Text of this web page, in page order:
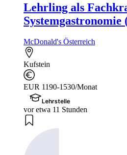
Lehrling als
Systemgastronomie
McDonald's Österreich
Kufstein
EUR 1190-1530/Monat
Lehrstelle
vor etwa 11 Stunden